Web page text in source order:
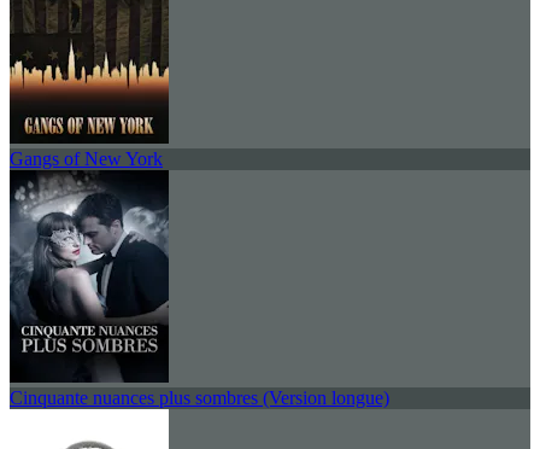
Gangs of New York
Cinquante nuances plus sombres (Version longue)